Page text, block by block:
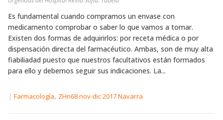
Es fundamental cuando compramos un envase con
medicamento comprobar o saber lo que vamos a tomar.
Existen dos formas de adquirirlos: por receta médica o por
dispensación directa del farmacéutico. Ambas, son de muy alta
fiabiliadad puesto que nuestros facultativos están formados
para ello y debemos seguir sus indicaciones. La...
| Farmacología, ZHn68 nov-dic 2017 Navarra